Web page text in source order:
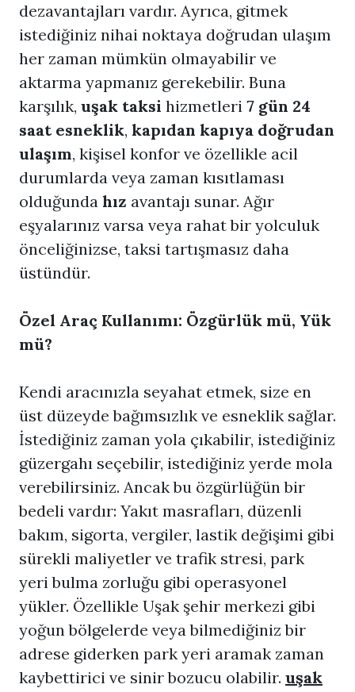
dezavantajları vardır. Ayrıca, gitmek
istediğiniz nihai noktaya doğrudan ulaşım
her zaman mümkün olmayabilir ve
aktarma yapmanız gerekebilir. Buna
karşılık, uşak taksi hizmetleri 7 gün 24
saat esneklik, kapıdan kapıya doğrudan
ulaşım, kişisel konfor ve özellikle acil
durumlarda veya zaman kısıtlaması
olduğunda hız avantajı sunar. Ağır
eşyalarınız varsa veya rahat bir yolculuk
önceliğinizse, taksi tartışmasız daha
üstündür.
Özel Araç Kullanımı: Özgürlük mü, Yük
mü?
Kendi aracınızla seyahat etmek, size en
üst düzeyde bağımsızlık ve esneklik sağlar.
İstediğiniz zaman yola çıkabilir, istediğiniz
güzergahı seçebilir, istediğiniz yerde mola
verebilirsiniz. Ancak bu özgürlüğün bir
bedeli vardır: Yakıt masrafları, düzenli
bakım, sigorta, vergiler, lastik değişimi gibi
sürekli maliyetler ve trafik stresi, park
yeri bulma zorluğu gibi operasyonel
yükler. Özellikle Uşak şehir merkezi gibi
yoğun bölgelerde veya bilmediğiniz bir
adrese giderken park yeri aramak zaman
kaybettirici ve sinir bozucu olabilir. uşak